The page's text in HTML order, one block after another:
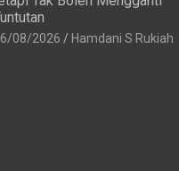
08/2026 Hamdani S Rukiah